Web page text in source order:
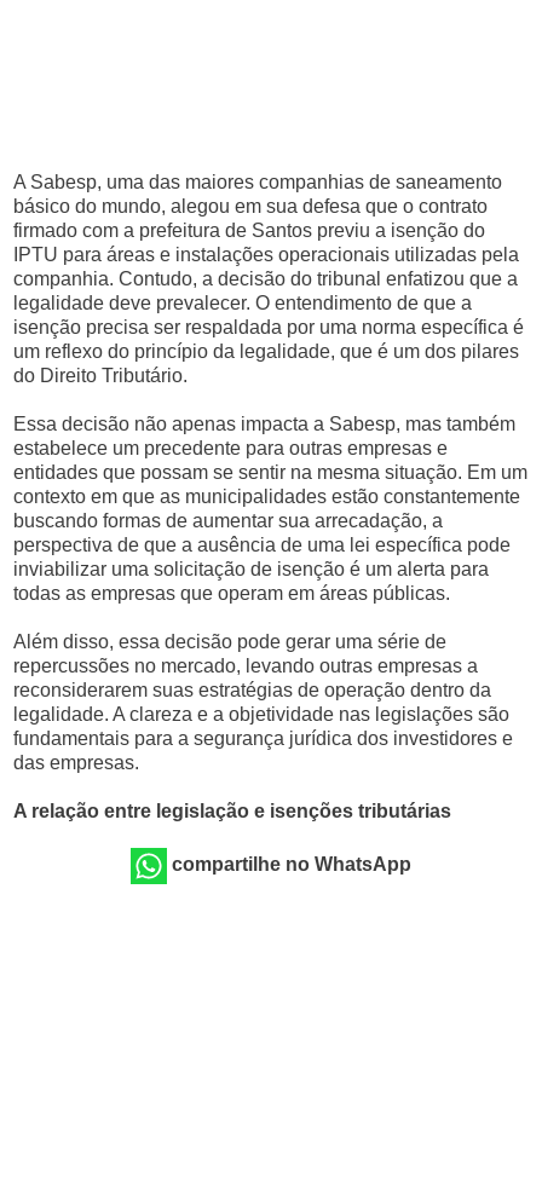
A Sabesp, uma das maiores companhias de saneamento
básico do mundo, alegou em sua defesa que o contrato
firmado com a prefeitura de Santos previu a isenção do
IPTU para áreas e instalações operacionais utilizadas pela
companhia. Contudo, a decisão do tribunal enfatizou que a
legalidade deve prevalecer. O entendimento de que a
isenção precisa ser respaldada por uma norma específica é
um reflexo do princípio da legalidade, que é um dos pilares
do Direito Tributário.
Essa decisão não apenas impacta a Sabesp, mas também
estabelece um precedente para outras empresas e
entidades que possam se sentir na mesma situação. Em um
contexto em que as municipalidades estão constantemente
buscando formas de aumentar sua arrecadação, a
perspectiva de que a ausência de uma lei específica pode
inviabilizar uma solicitação de isenção é um alerta para
todas as empresas que operam em áreas públicas.
Além disso, essa decisão pode gerar uma série de
repercussões no mercado, levando outras empresas a
reconsiderarem suas estratégias de operação dentro da
legalidade. A clareza e a objetividade nas legislações são
fundamentais para a segurança jurídica dos investidores e
das empresas.
A relação entre legislação e isenções tributárias
compartilhe no WhatsApp